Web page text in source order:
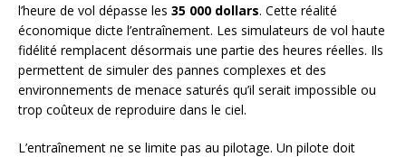
l’heure de vol dépasse les 35 000 dollars. Cette réalité
économique dicte l’entraînement. Les simulateurs de vol haute
fidélité remplacent désormais une partie des heures réelles. Ils
permettent de simuler des pannes complexes et des
environnements de menace saturés qu’il serait impossible ou
trop coûteux de reproduire dans le ciel.
L’entraînement ne se limite pas au pilotage. Un pilote doit